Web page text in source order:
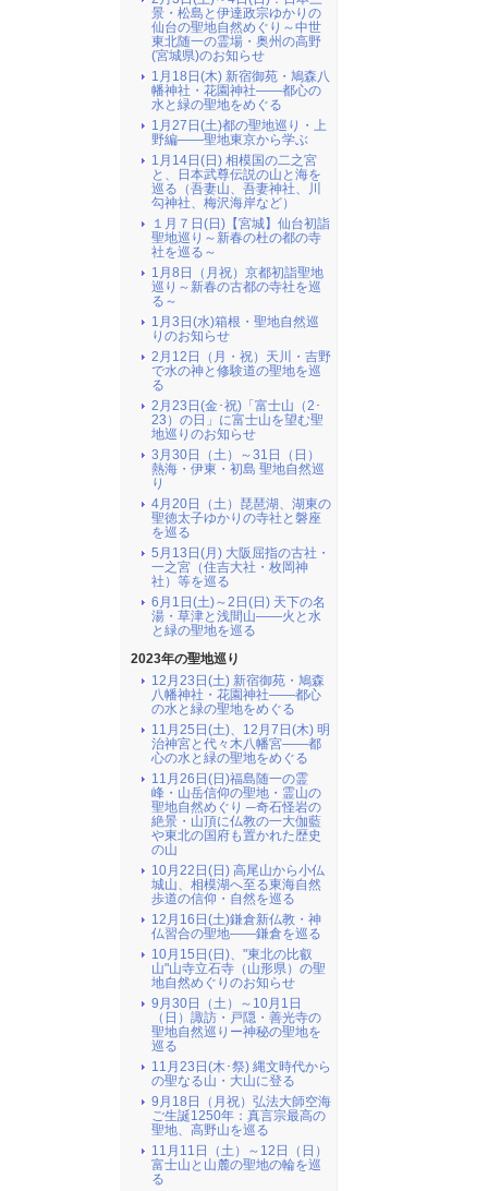
景・松島と伊達政宗ゆかりの
仙台の聖地自然めぐり～中世
東北随一の霊場・奥州の高野
(宮城県)のお知らせ
1月18日(木) 新宿御苑・鳩森八
幡神社・花園神社――都心の
水と緑の聖地をめぐる
1月27日(土)都の聖地巡り・上
野編――聖地東京から学ぶ
1月14日(日) 相模国の二之宮
と、日本武尊伝説の山と海を
巡る（吾妻山、吾妻神社、川
勾神社、梅沢海岸など）
１月７日(日)【宮城】仙台初詣
聖地巡り～新春の杜の都の寺
社を巡る～
1月8日（月祝）京都初詣聖地
巡り～新春の古都の寺社を巡
る～
1月3日(水)箱根・聖地自然巡
りのお知らせ
2月12日（月・祝）天川・吉野
で水の神と修験道の聖地を巡
る
2月23日(金･祝)「富士山（2･
23）の日」に富士山を望む聖
地巡りのお知らせ
3月30日（土）～31日（日）
熱海・伊東・初島 聖地自然巡
り
4月20日（土）琵琶湖、湖東の
聖徳太子ゆかりの寺社と磐座
を巡る
5月13日(月) 大阪屈指の古社・
一之宮（住吉大社・枚岡神
社）等を巡る
6月1日(土)～2日(日) 天下の名
湯・草津と浅間山――火と水
と緑の聖地を巡る
2023年の聖地巡り
12月23日(土) 新宿御苑・鳩森
八幡神社・花園神社――都心
の水と緑の聖地をめぐる
11月25日(土)、12月7日(木) 明
治神宮と代々木八幡宮――都
心の水と緑の聖地をめぐる
11月26日(日)福島随一の霊
峰・山岳信仰の聖地・霊山の
聖地自然めぐり ─奇石怪岩の
絶景・山頂に仏教の一大伽藍
や東北の国府も置かれた歴史
の山
10月22日(日) 高尾山から小仏
城山、相模湖へ至る東海自然
歩道の信仰・自然を巡る
12月16日(土)鎌倉新仏教・神
仏習合の聖地――鎌倉を巡る
10月15日(日)、"東北の比叡
山"山寺立石寺（山形県）の聖
地自然めぐりのお知らせ
9月30日（土）～10月1日
（日）諏訪・戸隠・善光寺の
聖地自然巡りー神秘の聖地を
巡る
11月23日(木･祭) 縄文時代から
の聖なる山・大山に登る
9月18日（月祝）弘法大師空海
ご生誕1250年：真言宗最高の
聖地、高野山を巡る
11月11日（土）～12日（日）
富士山と山麓の聖地の輪を巡
る